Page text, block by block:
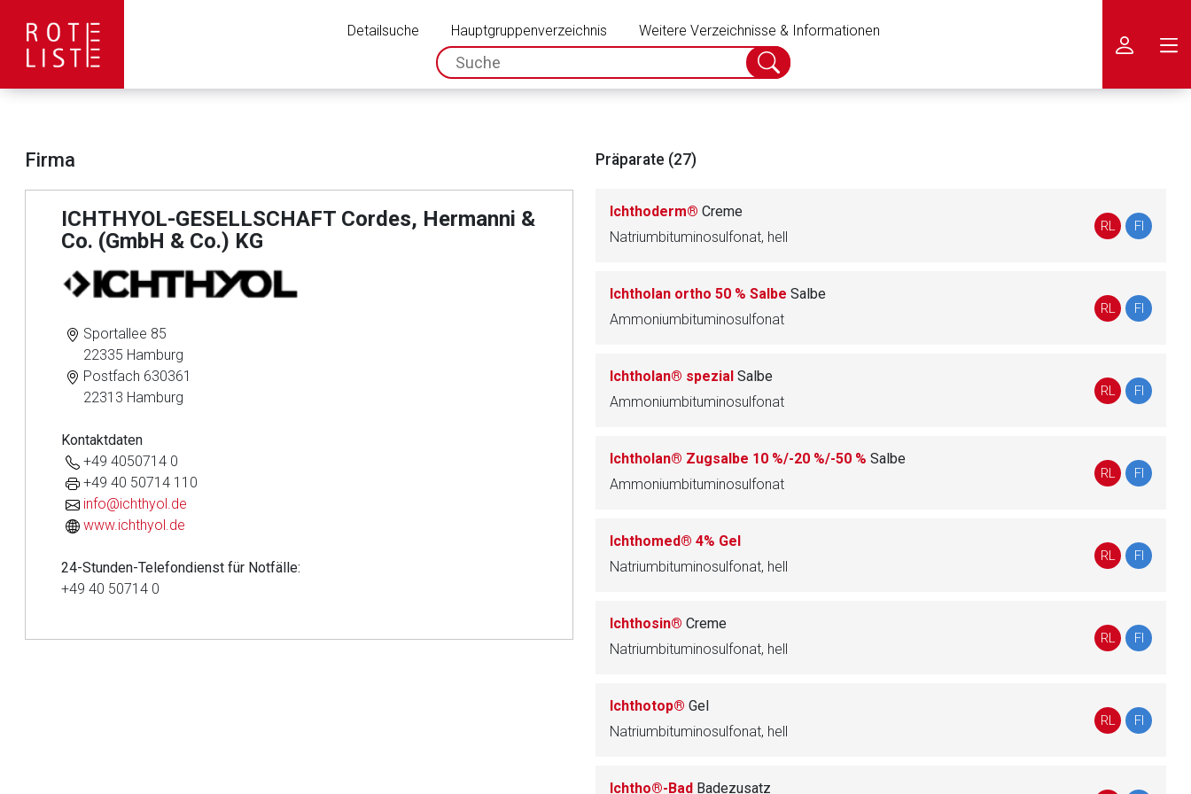
Detailsuche Hauptgruppenverzeichnis
Weitere Verzeichnisse & Informationen
spc.search.input.placeholder
Suche
abschicken
Firma
ICHTHYOL-GESELLSCHAFT Cordes, Hermanni &
Co. (GmbH & Co.) KG
Sportallee 85
22335 Hamburg
Postfach 630361
22313 Hamburg
Kontaktdaten
+49 4050714 0
+49 40 50714 110
info@ichthyol.de
www.ichthyol.de
24-Stunden-Telefondienst für Notfälle:
+49 40 50714 0
Präparate (27)
Ichthoderm® Creme
Natriumbituminosulfonat, hell
RL FI
Ichtholan ortho 50 % Salbe Salbe
Ammoniumbituminosulfonat
RL FI
Ichtholan® spezial Salbe
Ammoniumbituminosulfonat
RL FI
Ichtholan® Zugsalbe 10 %/-20 %/-50 % Salbe
Ammoniumbituminosulfonat
RL FI
Ichthomed® 4% Gel
Natriumbituminosulfonat, hell
RL FI
Ichthosin® Creme
Natriumbituminosulfonat, hell
RL FI
Ichthotop® Gel
Natriumbituminosulfonat, hell
RL FI
Ichtho®-Bad Badezusatz
Zurück zur rote-liste.de